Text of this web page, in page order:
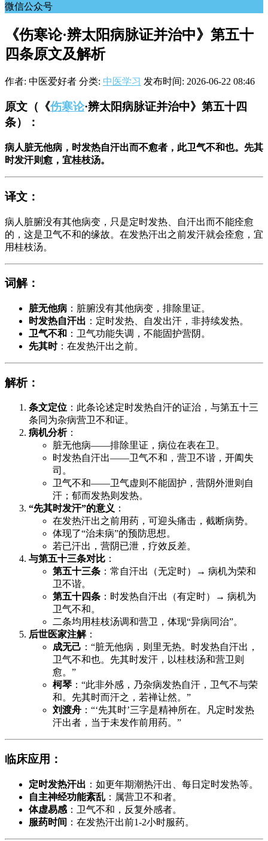
微信公众号
《伤寒论·辨太阳病脉证并治中》第五十
四条原文及解析
作者: 中医爱好者 分类: 中医学习 发布时间: 2026-06-22 08:46
原文 （《伤寒论·辨太阳病脉证并治中》第五十四
条）：
病人脏无他病，时发热自汗出而不愈者，此卫气不和也。先其
时发汗则愈，宜桂枝汤。
译文 ：
病人脏腑没有其他病变，只是定时发热、自汗出而不能痊愈
的，这是卫气不和的缘故。在发热汗出之前发汗就会痊愈，宜
用桂枝汤。
词解：
脏无他病 ：脏腑没有其他病变，排除里证。
时发热自汗出 ：定时发热、自发出汗，非持续发热。
卫气不和 ：卫气功能失调，不能固护营阴。
先其时：在发热汗出之前。
解析：
条文定位 ：此条论述定时发热自汗的证治，与第五十三
条同为杂病营卫不和证。
病机分析：
脏无他病——排除里证，病位在表在卫。
时发热自汗出——卫气不和，营卫不谐，开阖失
司。
卫气不和——卫气虚则不能固护，营阴外泄则自
汗；郁而发热则发热。
“先其时发汗”的意义 ：
在发热汗出之前用药，可迎头痛击，截断病势。
体现了“治未病”的预防思想。
若已汗出，营阴已泄，疗效反差。
与第五十三条对比 ：
第五十三条 ：常自汗出（无定时）→ 病机为荣和
卫不谐。
第五十四条 ：时发热自汗出（有定时）→ 病机为
卫气不和。
二条均用桂枝汤调和营卫，体现“异病同治”。
后世医家注解：
成无己 ：“脏无他病，则里无热。时发热自汗出，
卫气不和也。先其时发汗，以桂枝汤和营卫则
愈。”
柯琴 ：“此非外感，乃杂病发热自汗，卫气不与荣
和。先其时而汗之，若禅让然。”
刘渡舟 ：“‘先其时’三字是精神所在。凡定时发热
汗出者，当于未发作前用药。”
临床应用 ：
定时发热汗出 ：如更年期潮热汗出、每日定时发热等。
自主神经功能紊乱 ：属营卫不和者。
体虚易感 ：卫气不和，反复外感者。
服药时间 ：在发热汗出前1-2小时服药。